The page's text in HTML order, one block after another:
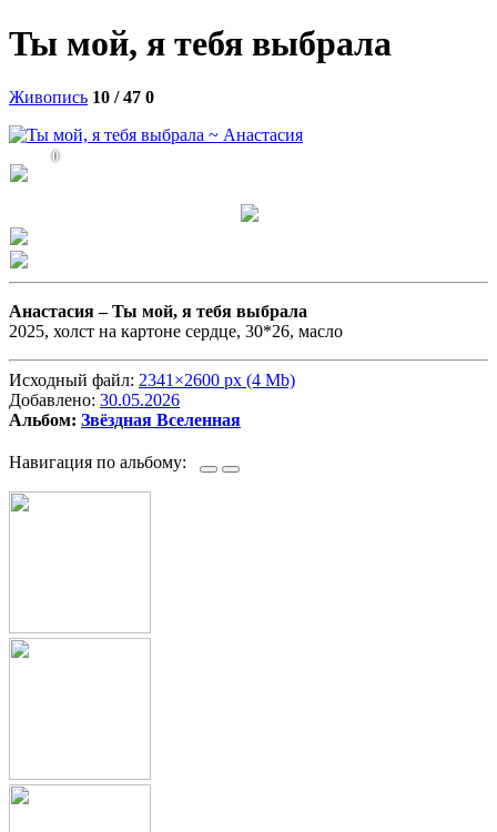
Ты мой, я тебя выбрала
Живопись 10 / 47 0
0
Анастасия –Ты мой, я тебя выбрала
2025, холст на картоне сердце, 30*26, масло
Исходный файл: 2341×2600 px (4 Mb)
Добавлено: 30.05.2026
Альбом: Звёздная Вселенная
Навигация по альбому: